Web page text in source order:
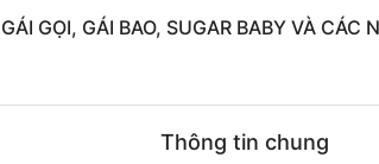
GỌI, GÁI BAO, SUGAR BABY VÀ CÁC
Thông tin chung